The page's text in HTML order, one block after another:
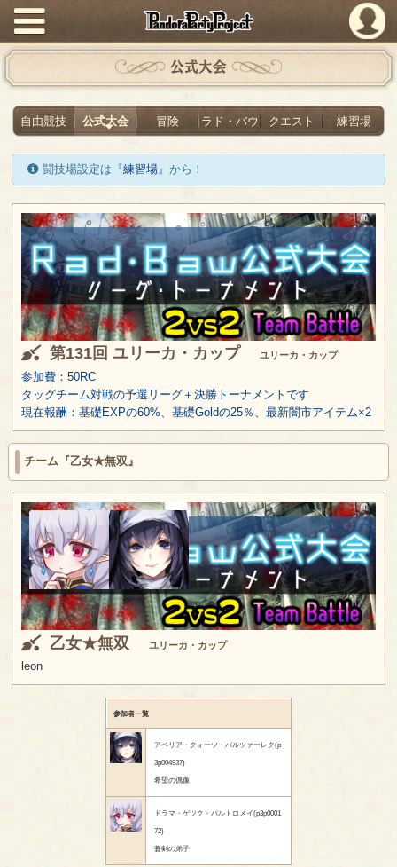
PandoraPartyProject
公式大会
自由競技 公式大会 冒険 ラド・バウ クエスト 練習場
闘技場設定は『練習場』から！
第131回 ユリーカ・カップ ユリーカ・カップ
参加費：50RC
タッグチーム対戦の予選リーグ＋決勝トーナメントです
現在報酬：基礎EXPの60%、基礎Goldの25％、最新闇市アイテム×2
チーム『乙女★無双』
乙女★無双 ユリーカ・カップ
leon
参加者一覧
アベリア・クォーツ・バルツァーレク(p
3p004937)
希望の偶像
ドラマ・ゲツク・バルトロメイ(p3p0001
72)
蒼剣の弟子